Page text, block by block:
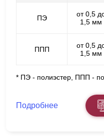
ПЭ
от 0,5
1,5 мм
ППП
от 0,5
1,5 мм
* ПЭ - полиэстер, ППП -
Подробнее